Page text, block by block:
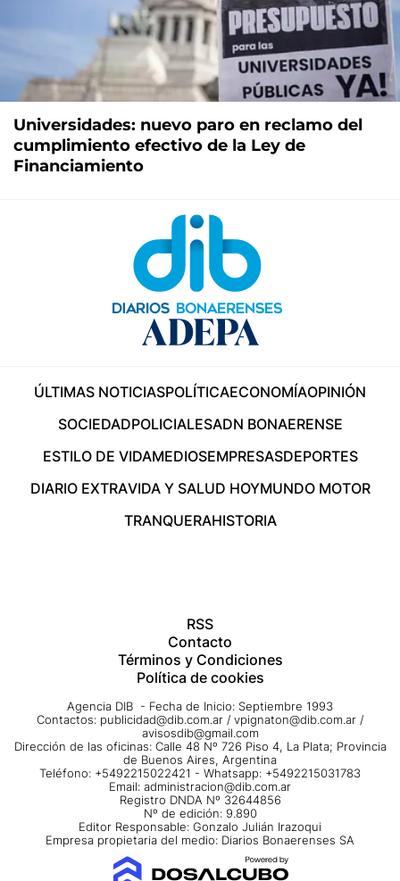
Universidades: nuevo paro en reclamo del
cumplimiento efectivo de la Ley de
Financiamiento
ÚLTIMAS NOTICIASPOLÍTICAECONOMÍAOPINIÓN
SOCIEDADPOLICIALESADN BONAERENSE
ESTILO DE VIDAMEDIOSEMPRESASDEPORTES
DIARIO EXTRAVIDA Y SALUD HOYMUNDO MOTOR
TRANQUERAHISTORIA
RSS
Contacto
Términos y Condiciones
Política de cookies
Agencia DIB - Fecha de Inicio: Septiembre 1993
Contactos: publicidad@dib.com.ar / vpignaton@dib.com.ar /
avisosdib@gmail.com
Dirección de las oficinas: Calle 48 Nº 726 Piso 4, La Plata; Provincia
de Buenos Aires, Argentina
Teléfono: +5492215022421 - Whatsapp: +5492215031783
Email: administracion@dib.com.ar
Registro DNDA Nº 32644856
Nº de edición: 9.890
Editor Responsable: Gonzalo Julián Irazoqui
Empresa propietaria del medio: Diarios Bonaerenses SA